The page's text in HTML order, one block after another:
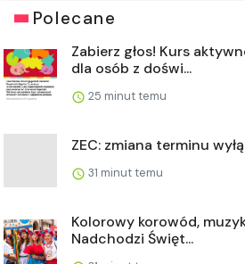
Polecane
Zabierz głos! Kurs
dla osób z doświ...
25 minut temu
ZEC: zmiana terminu
31 minut temu
Kolorowy korowód,
Nadchodzi Święt...